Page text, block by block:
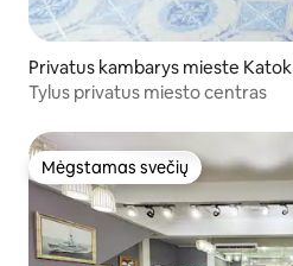
Privatus kambarys mieste Katok
Tylus privatus miesto centras
Mėgstamas svečių
Mėgstamas svečių